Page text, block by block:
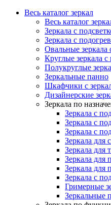
Весь каталог зеркал
Весь каталог
Зеркала с
Зеркала с
Овальные зеркала
Круглые зеркала с
Полукруглые
Зеркальные панно
Шкафчики с
Дизайнерские
Зеркала по
Зеркала с
Зеркала с
Зеркала с
Зеркала для
Зеркала для
Зеркала для
Зеркала для
Зеркала с
Гримерные
Зеркальные